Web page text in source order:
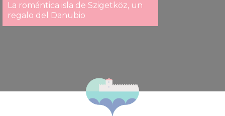
La romántica isla de Szigetköz, un
regalo del Danubio